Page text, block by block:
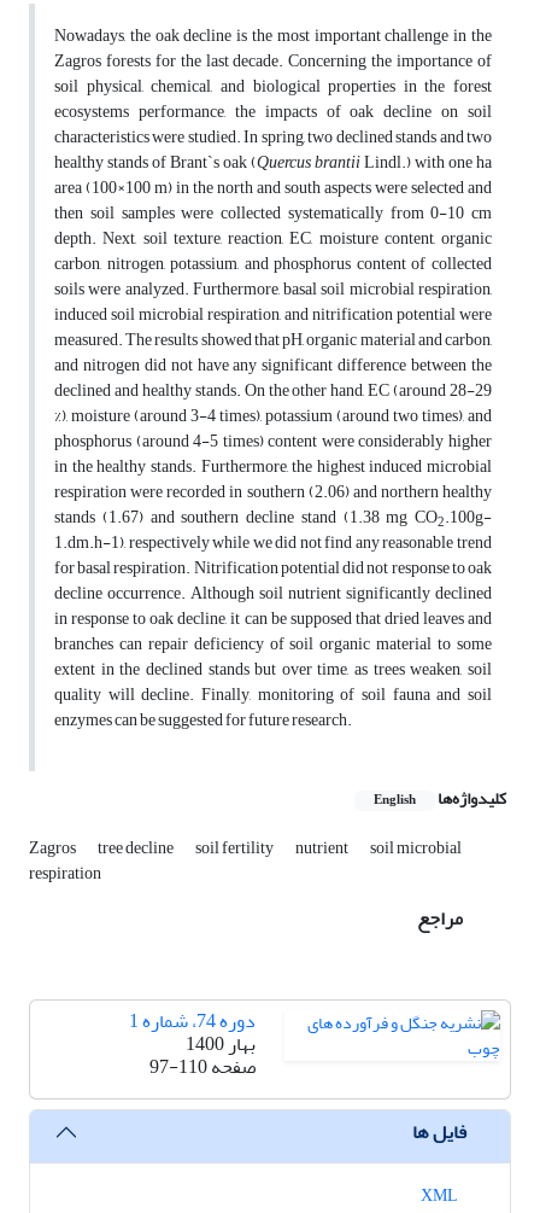
Nowadays, the oak decline is the most important challenge in the
Zagros forests for the last decade. Concerning the importance of
soil physical, chemical, and biological properties in the forest
ecosystems performance, the impacts of oak decline on soil
characteristics were studied. In spring, two declined stands and two
healthy stands of Brant`s oak (Quercus brantiiLindl.) with one ha
area (100×100 m) in the north and south aspects were selected and
then soil samples were collected systematically from 0-10 cm
depth. Next, soil texture, reaction, EC, moisture content, organic
carbon, nitrogen, potassium, and phosphorus content of collected
soils were analyzed. Furthermore, basal soil microbial respiration,
induced soil microbial respiration, and nitrification potential were
measured. The results showed that pH, organic material and carbon,
and nitrogen did not have any significant difference between the
declined and healthy stands. On the other hand, EC (around 28-29
%), moisture (around 3-4 times), potassium (around two times), and
phosphorus (around 4-5 times) content were considerably higher
in the healthy stands. Furthermore, the highest induced microbial
respiration were recorded in southern (2.06) and northern healthy
stands (1.67) and southern decline stand (1.38 mg CO2.100g-
1.dm.h-1), respectively while we did not find any reasonable trend
for basal respiration. Nitrification potential did not response to oak
decline occurrence. Although soil nutrient significantly declined
in response to oak decline, it can be supposed that dried leaves and
branches can repair deficiency of soil organic material to some
extent in the declined stands but over time, as trees weaken, soil
quality will decline. Finally, monitoring of soil fauna and soil
enzymes can be suggested for future research.
کلیدواژه‌ها English
Zagros tree decline soil fertility nutrient soil microbial
respiration
مراجع
دوره 74، شماره 1
بهار 1400
صفحه97-110
فایل ها